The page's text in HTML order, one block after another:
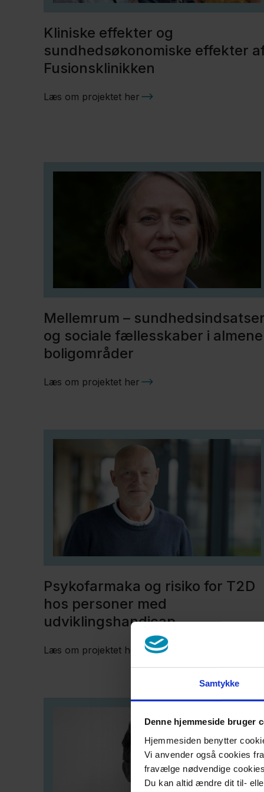
Samtykke
Denne hjemmeside bruger
Hjemmesiden benytter
Vi anvender også cookies
fravælge nødvendige
Du kan altid ændre dit til-
Kliniske effekter og
sundhedsøkonomiske effekter
Fusionsklinikken
Læs om projektet her
Mellemrum – sundhedsindsatser
og sociale fællesskaber i almene
boligområder
Læs om projektet her
Psykofarmaka og risiko for T2D
hos personer med
udviklingshandicap
Læs om projektet her